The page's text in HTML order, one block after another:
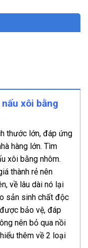
xôi bằng
thước lớn, đáp ứng
hàng lớn. Tìm
xôi bằng nhôm.
thành rẻ nên
về lâu dài nó lại
sản sinh chất độc
bảo vệ, đáp
nên bỏ qua nồi
thêm về 2 loại